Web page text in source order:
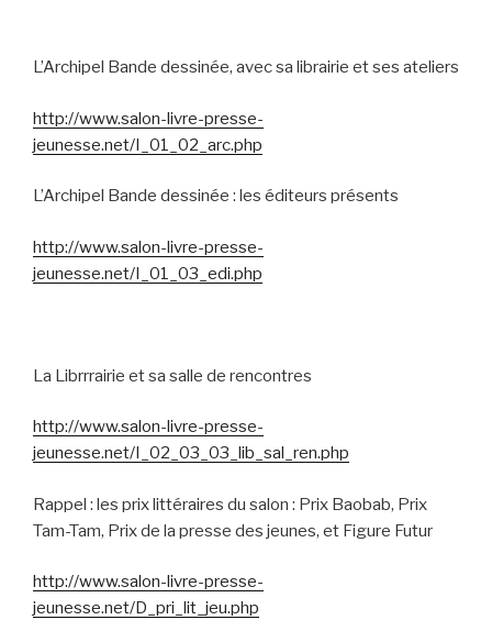
L’Archipel Bande dessinée, avec sa librairie et ses ateliers
http://www.salon-livre-presse-
jeunesse.net/I_01_02_arc.php
L’Archipel Bande dessinée : les éditeurs présents
http://www.salon-livre-presse-
jeunesse.net/I_01_03_edi.php
La Librrrairie et sa salle de rencontres
http://www.salon-livre-presse-
jeunesse.net/I_02_03_03_lib_sal_ren.php
Rappel : les prix littéraires du salon : Prix Baobab, Prix
Tam-Tam, Prix de la presse des jeunes, et Figure Futur
http://www.salon-livre-presse-
jeunesse.net/D_pri_lit_jeu.php